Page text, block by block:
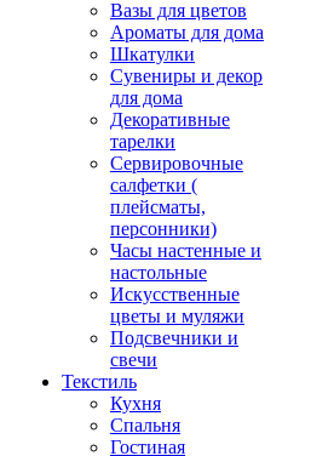
Вазы для цветов
Ароматы для дома
Шкатулки
Сувениры и декор
для дома
Декоративные
тарелки
Сервировочные
салфетки (
плейсматы,
персонники)
Часы настенные и
настольные
Искусственные
цветы и муляжи
Подсвечники и
свечи
Текстиль
Кухня
Спальня
Гостиная